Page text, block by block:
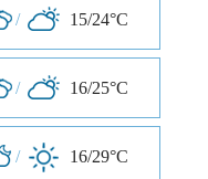
/ 15/24°C
/ 16/25°C
/ 16/29°C